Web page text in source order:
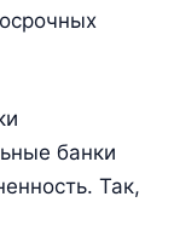
банки
Так,